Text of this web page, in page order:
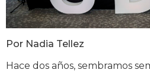
Por Nadia Tellez
Hace dos años, sembramos